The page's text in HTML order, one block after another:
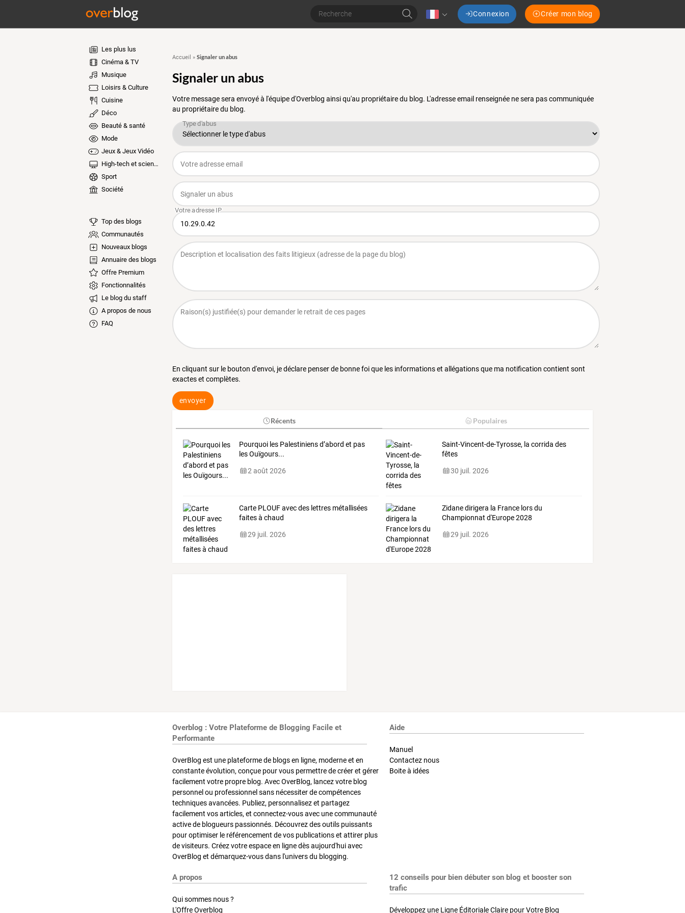
Connexion Créer mon blog
Les plus lus
Cinéma & TV
Musique
Loisirs & Culture
Cuisine
Déco
Beauté & santé
Mode
Jeux & Jeux Vidéo
High-tech et sciences
Sport
Société
Top des blogs
Communautés
Nouveaux blogs
Annuaire des blogs
Offre Premium
Fonctionnalités
Le blog du staff
A propos de nous
FAQ
Accueil » Signaler un abus
Signaler un abus
Votre message sera envoyé à l'équipe d'Overblog ainsi qu'au propriétaire du blog. L'adresse email renseignée ne sera pas communiquée
au propriétaire du blog.
En cliquant sur le bouton d'envoi, je déclare penser de bonne foi que les informations et allégations que ma notification contient sont
exactes et complètes.
envoyer
Récents Populaires
Pourquoi les Palestiniens d’abord et pas
les Ouïgours...
2 août 2026
Saint-Vincent-de-Tyrosse, la corrida des
fêtes
30 juil. 2026
Carte PLOUF avec des lettres métallisées
faites à chaud
29 juil. 2026
Zidane dirigera la France lors du
Championnat d'Europe 2028
29 juil. 2026
Overblog : Votre Plateforme de Blogging Facile et
Performante
OverBlog est une plateforme de blogs en ligne, moderne et en
constante évolution, conçue pour vous permettre de créer et gérer
facilement votre propre blog. Avec OverBlog, lancez votre blog
personnel ou professionnel sans nécessiter de compétences
techniques avancées. Publiez, personnalisez et partagez
facilement vos articles, et connectez-vous avec une communauté
active de blogueurs passionnés. Découvrez des outils puissants
pour optimiser le référencement de vos publications et attirer plus
de visiteurs. Créez votre espace en ligne dès aujourd'hui avec
OverBlog et démarquez-vous dans l'univers du blogging.
Aide
Manuel
Contactez nous
Boite à idées
A propos
Qui sommes nous ?
L'Offre Overblog
12 conseils pour bien débuter son blog et booster son
trafic
Développez une Ligne Éditoriale Claire pour Votre Blog